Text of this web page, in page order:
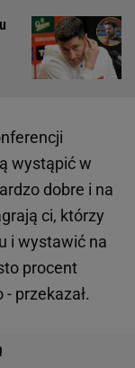
wystąpić w
dobre i na
ci, którzy
i wystawić na
procent
przekazał.